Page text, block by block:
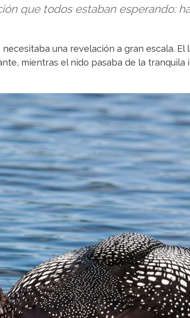
que todos estaban esperando:
una revelación a gran escala.
mientras el nido pasaba de la tranquila